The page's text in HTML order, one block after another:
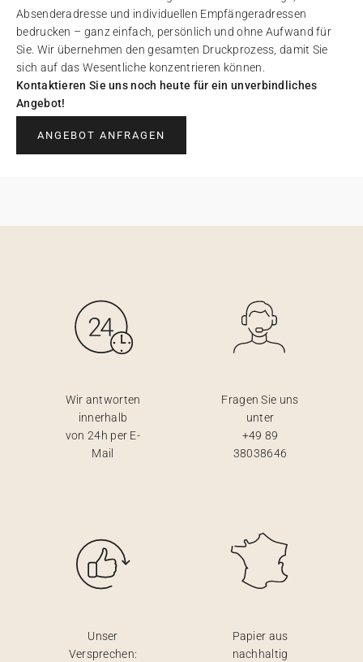
Absenderadresse und individuellen Empfängeradressen
bedrucken – ganz einfach, persönlich und ohne Aufwand für
Sie. Wir übernehmen den gesamten Druckprozess, damit Sie
sich auf das Wesentliche konzentrieren können.
Kontaktieren Sie uns noch heute für ein unverbindliches
Angebot!
ANGEBOT ANFRAGEN
Wir antworten
innerhalb
von 24h per E-
Mail
Fragen Sie uns
unter
+49 89
38038646
Unser
Versprechen:
Papier aus
nachhaltig